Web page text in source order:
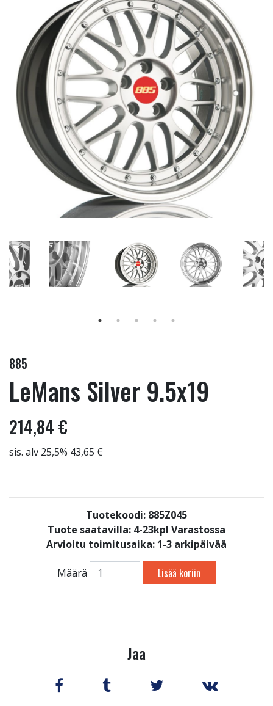
885
LeMans Silver 9.5x19
214,84 €
sis. alv 25,5% 43,65 €
Tuotekoodi: 885Z045
Tuote saatavilla: 4-23kpl Varastossa
Arvioitu toimitusaika: 1-3 arkipäivää
Määrä Lisää koriin
Jaa